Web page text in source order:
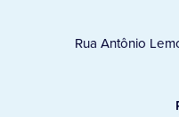
Rua Antônio